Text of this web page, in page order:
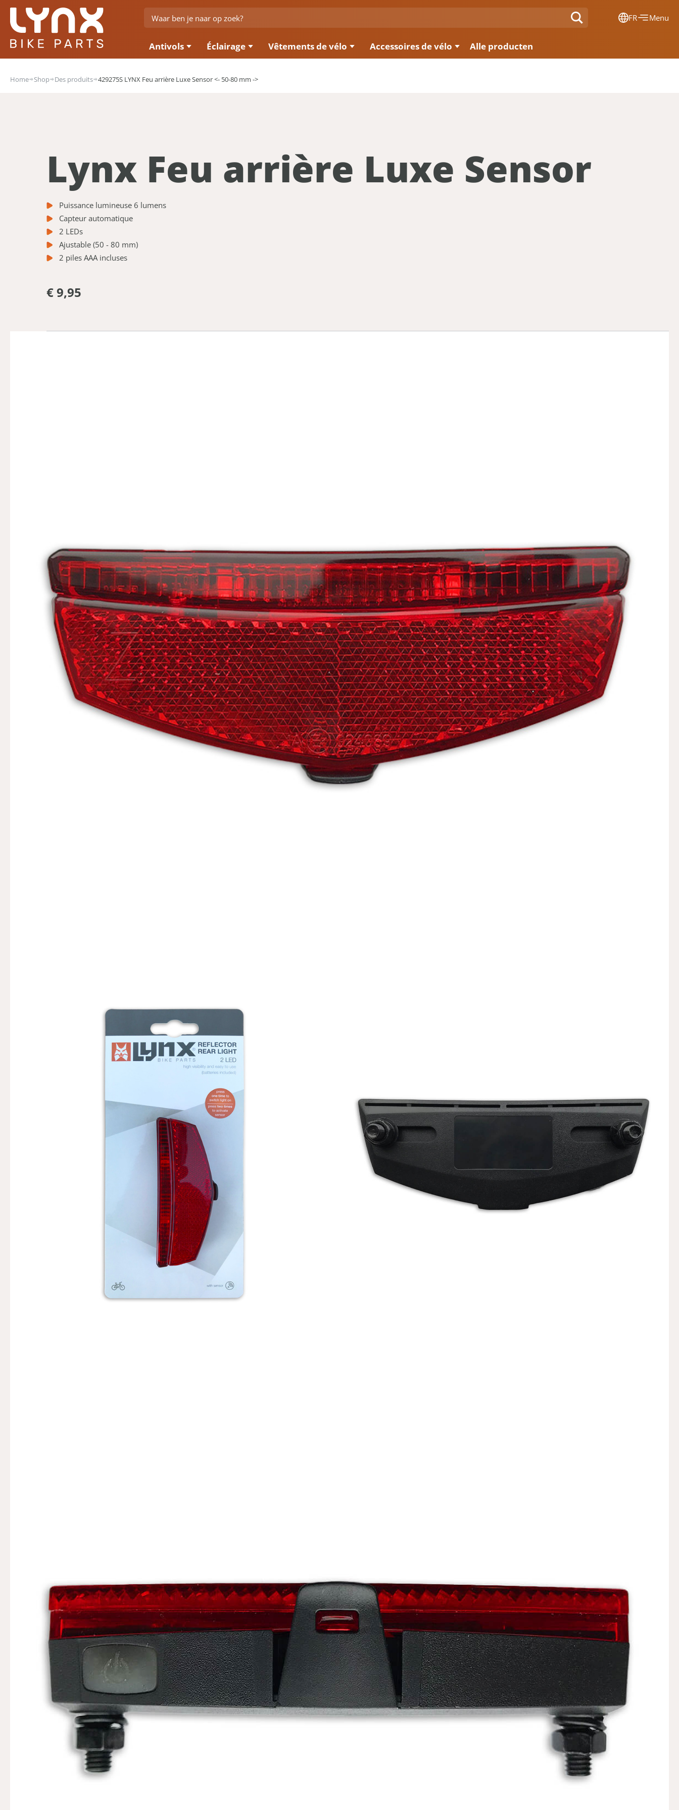
FR Menu
Antivols Éclairage Vêtements de vélo Accessoires de vélo Alle producten
Home Shop Des produits 429275S LYNX Feu arrière Luxe Sensor <- 50-80 mm ->
Lynx Feu arrière Luxe Sensor
Puissance lumineuse 6 lumens
Capteur automatique
2 LEDs
Ajustable (50 - 80 mm)
2 piles AAA incluses
€ 9,95